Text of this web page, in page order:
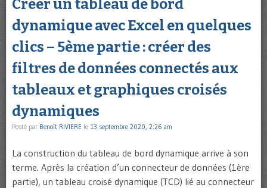
Créer un tableau de bord
dynamique avec Excel en quelques
clics – 5ème partie : créer des
filtres de données connectés aux
tableaux et graphiques croisés
dynamiques
Posté par Benoît RIVIERE le 13 septembre 2020, 2:26 am
La construction du tableau de bord dynamique arrive à son
terme. Après la création d’un connecteur de données (1ère
partie), un tableau croisé dynamique (TCD) lié au connecteur